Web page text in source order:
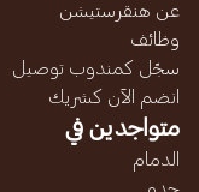
عن هنقرستيشن
وظائف
سجّل كمندوب توصيل
انضم الآن كشريك
متواجدين في
الدمام